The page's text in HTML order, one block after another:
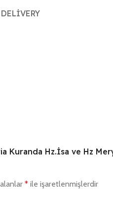
Kuranda Hz.İsa ve Hz
* ile işaretlenmişlerdir